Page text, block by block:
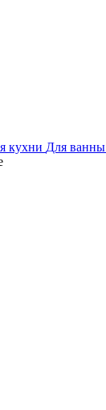
кухни Для ванны